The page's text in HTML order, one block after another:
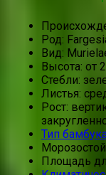
Род:
Вид:
Высота: от
Стебли:
Листья:
Рост:
Тип
Площадь